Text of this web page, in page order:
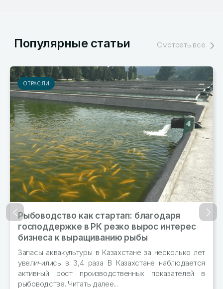
Популярные статьи Смотреть все
как стартап: благодаря
в РК резко вырос интерес
рыбы
в Казахстане за несколько лет
3,4 раза В Казахстане наблюдается
производственных показателей в
далее...
РЫНКИ
В какие
больше
тонн муки из
Назад